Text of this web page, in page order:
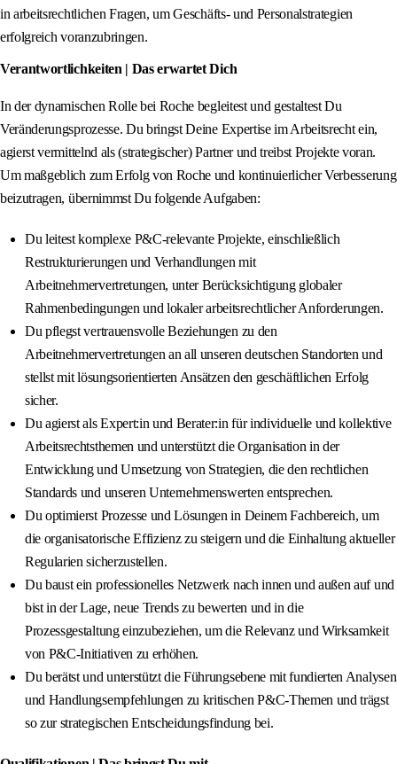
in arbeitsrechtlichen Fragen, um Geschäfts- und Personalstrategien
erfolgreich voranzubringen.
Verantwortlichkeiten | Das erwartet Dich
In der dynamischen Rolle bei Roche begleitest und gestaltest Du
Veränderungsprozesse. Du bringst Deine Expertise im Arbeitsrecht ein,
agierst vermittelnd als (strategischer) Partner und treibst Projekte voran.
Um maßgeblich zum Erfolg von Roche und kontinuierlicher Verbesserung
beizutragen, übernimmst Du folgende Aufgaben:
Du leitest komplexe P&C-relevante Projekte, einschließlich
Restrukturierungen und Verhandlungen mit
Arbeitnehmervertretungen, unter Berücksichtigung globaler
Rahmenbedingungen und lokaler arbeitsrechtlicher Anforderungen.
Du pflegst vertrauensvolle Beziehungen zu den
Arbeitnehmervertretungen an all unseren deutschen Standorten und
stellst mit lösungsorientierten Ansätzen den geschäftlichen Erfolg
sicher.
Du agierst als Expert:in und Berater:in für individuelle und kollektive
Arbeitsrechtsthemen und unterstützt die Organisation in der
Entwicklung und Umsetzung von Strategien, die den rechtlichen
Standards und unseren Unternehmenswerten entsprechen.
Du optimierst Prozesse und Lösungen in Deinem Fachbereich, um
die organisatorische Effizienz zu steigern und die Einhaltung aktueller
Regularien sicherzustellen.
Du baust ein professionelles Netzwerk nach innen und außen auf und
bist in der Lage, neue Trends zu bewerten und in die
Prozessgestaltung einzubeziehen, um die Relevanz und Wirksamkeit
von P&C-Initiativen zu erhöhen.
Du berätst und unterstützt die Führungsebene mit fundierten Analysen
und Handlungsempfehlungen zu kritischen P&C-Themen und trägst
so zur strategischen Entscheidungsfindung bei.